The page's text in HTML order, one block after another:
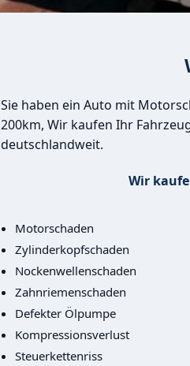
Sie haben ein Auto mit
200km, Wir kaufen Ihr
deutschlandweit.
Wir
Motorschaden
Zylinderkopfschaden
Nockenwellenschaden
Zahnriemenschaden
Defekter Ölpumpe
Kompressionsverlust
Steuerkettenriss